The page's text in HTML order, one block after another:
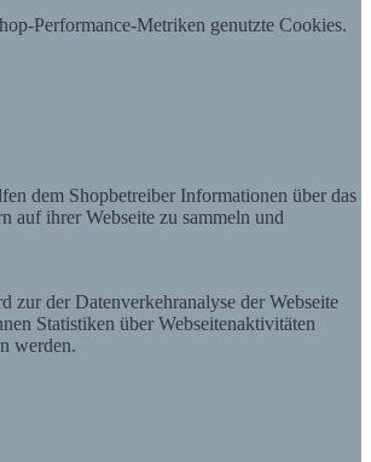
Performance-Metriken genutzte Cookies.
dem Shopbetreiber Informationen über das
auf ihrer Webseite zu sammeln und
zur der Datenverkehranalyse der Webseite
Statistiken über Webseitenaktivitäten
werden.